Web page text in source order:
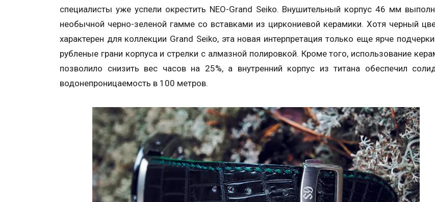
специалисты уже успели окрестить NEO-Grand Seiko. Внушительный корпус 46 мм
необычной черно-зеленой гамме со вставками из циркониевой керамики. Хотя черный
характерен для коллекции Grand Seiko, эта новая интерпретация только еще ярче
рубленые грани корпуса и стрелки с алмазной полировкой. Кроме того, использование
позволило снизить вес часов на 25%, а внутренний корпус из титана обеспечил
водонепроницаемость в 100 метров.